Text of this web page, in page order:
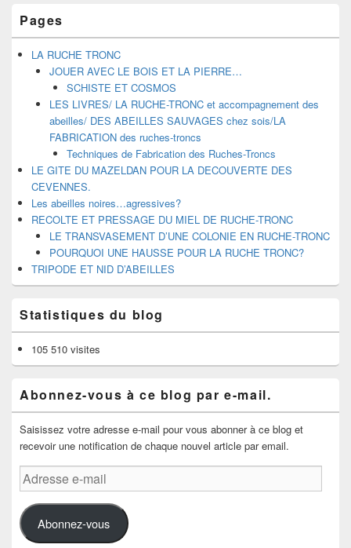
Pages
LA RUCHE TRONC
JOUER AVEC LE BOIS ET LA PIERRE…
SCHISTE ET COSMOS
LES LIVRES/ LA RUCHE-TRONC et accompagnement des
abeilles/ DES ABEILLES SAUVAGES chez sois/LA
FABRICATION des ruches-troncs
Techniques de Fabrication des Ruches-Troncs
LE GITE DU MAZELDAN POUR LA DECOUVERTE DES
CEVENNES.
Les abeilles noires…agressives?
RECOLTE ET PRESSAGE DU MIEL DE RUCHE-TRONC
LE TRANSVASEMENT D’UNE COLONIE EN RUCHE-TRONC
POURQUOI UNE HAUSSE POUR LA RUCHE TRONC?
TRIPODE ET NID D’ABEILLES
Statistiques du blog
105 510 visites
Abonnez-vous à ce blog par e-mail.
Saisissez votre adresse e-mail pour vous abonner à ce blog et
recevoir une notification de chaque nouvel article par email.
Adresse
e-
mail
Abonnez-vous